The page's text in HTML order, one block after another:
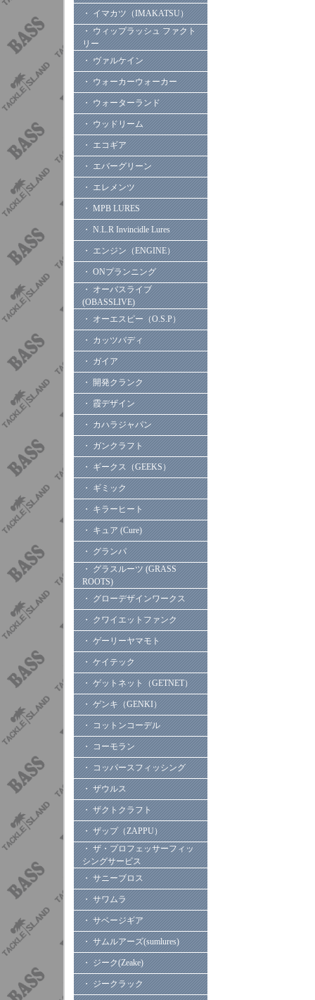
・ イマカツ（IMAKATSU）
・ ウィップラッシュ ファクト
リー
・ ヴァルケイン
・ ウォーカーウォーカー
・ ウォーターランド
・ ウッドリーム
・ エコギア
・ エバーグリーン
・ エレメンツ
・ MPB LURES
・ N.L.R Invincidle Lures
・ エンジン（ENGINE）
・ ONプランニング
・ オーバスライブ
(OBASSLIVE)
・ オーエスピー（O.S.P）
・ カッツバディ
・ ガイア
・ 開発クランク
・ 霞デザイン
・ カハラジャパン
・ ガンクラフト
・ ギークス（GEEKS）
・ ギミック
・ キラーヒート
・ キュア (Cure)
・ グランパ
・ グラスルーツ (GRASS
ROOTS)
・ グローデザインワークス
・ クワイエットファンク
・ ゲーリーヤマモト
・ ケイテック
・ ゲットネット（GETNET）
・ ゲンキ（GENKI）
・ コットンコーデル
・ コーモラン
・ コッパースフィッシング
・ ザウルス
・ ザクトクラフト
・ ザップ（ZAPPU）
・ ザ・プロフェッサーフィッ
シングサービス
・ サニーブロス
・ サワムラ
・ サベージギア
・ サムルアーズ(sumlures)
・ ジーク(Zeake)
・ ジークラック